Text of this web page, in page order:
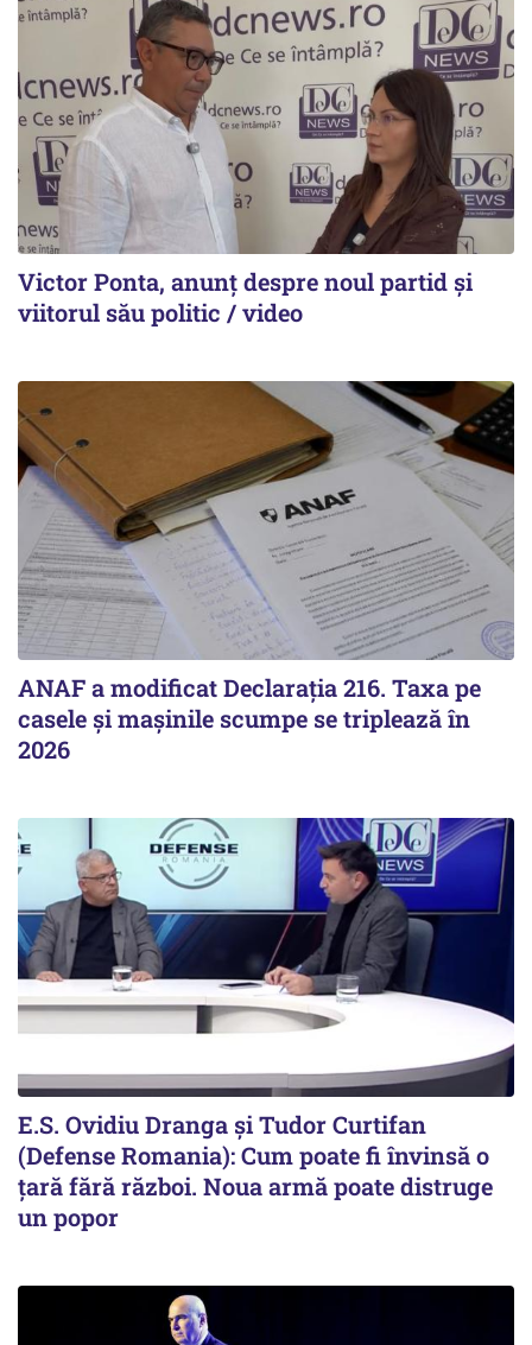
Victor Ponta, anunț despre noul partid și
viitorul său politic / video
ANAF a modificat Declarația 216. Taxa pe
casele și mașinile scumpe se triplează în
2026
E.S. Ovidiu Dranga și Tudor Curtifan
(Defense Romania): Cum poate fi învinsă o
țară fără război. Noua armă poate distruge
un popor